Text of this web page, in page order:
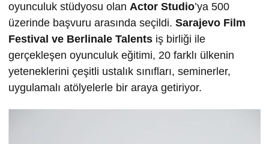
oyunculuk stüdyosu olan Actor Studio’ya 500
üzerinde başvuru arasında seçildi. Sarajevo Film
Festival ve Berlinale Talents iş birliği ile
gerçekleşen oyunculuk eğitimi, 20 farklı ülkenin
yeteneklerini çeşitli ustalık sınıfları, seminerler,
uygulamalı atölyelerle bir araya getiriyor.